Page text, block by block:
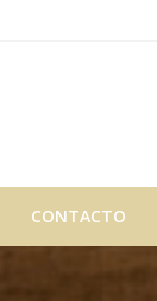
CONTACTO